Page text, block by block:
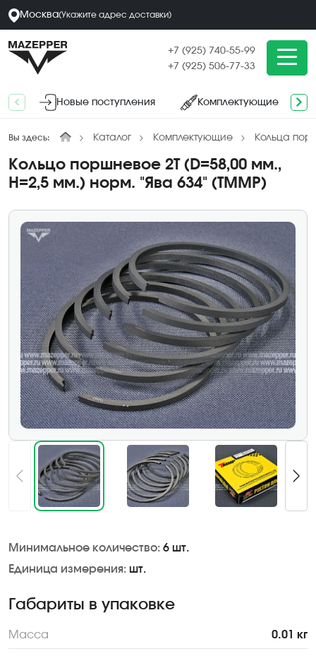
Москва(Укажите адрес доставки)
+7 (925) 740-55-99
+7 (925) 506-77-33
Новые поступления Комплектующие
Вы здесь: Каталог Комплектующие Кольца
Кольцо поршневое 2Т (D=58,00 мм.,
H=2,5 мм.) норм. "Ява 634" (TMMP)
Минимальное количество: 6 шт.
Единица измерения: шт.
Габариты в упаковке
Масса 0.01 кг